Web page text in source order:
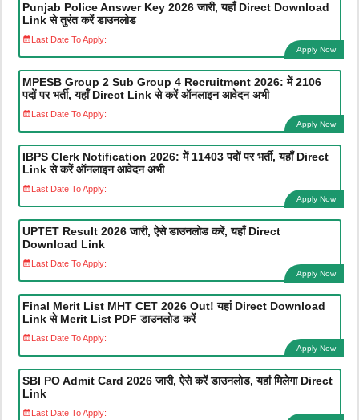
Punjab Police Answer Key 2026 जारी, यहाँ Direct Download
Link से तुरंत करें डाउनलोड
Last Date To Apply:
Apply Now
MPESB Group 2 Sub Group 4 Recruitment 2026: में 2106
पदों पर भर्ती, यहाँ Direct Link से करें ऑनलाइन आवेदन अभी
Last Date To Apply:
Apply Now
IBPS Clerk Notification 2026: में 11403 पदों पर भर्ती, यहाँ Direct
Link से करें ऑनलाइन आवेदन अभी
Last Date To Apply:
Apply Now
UPTET Result 2026 जारी, ऐसे डाउनलोड करें, यहाँ Direct
Download Link
Last Date To Apply:
Apply Now
Final Merit List MHT CET 2026 Out! यहां Direct Download
Link से Merit List PDF डाउनलोड करें
Last Date To Apply:
Apply Now
SBI PO Admit Card 2026 जारी, ऐसे करें डाउनलोड, यहां मिलेगा Direct
Link
Last Date To Apply: